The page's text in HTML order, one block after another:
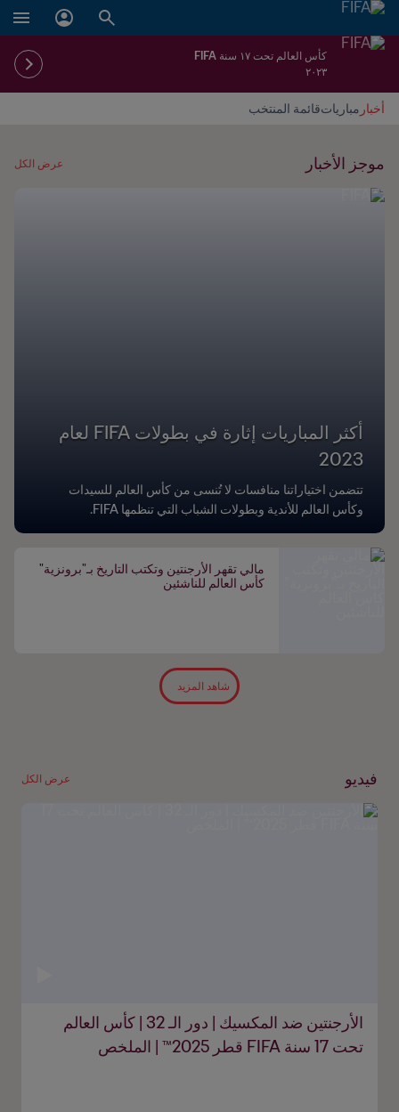
كأس العالم تحت ١٧ سنة FIFA
٢٠٢٣
أخبار مبارياتقائمة المنتخب
موجز الأخبار عرض الكل
أكثر المباريات إثارة في بطولات FIFA لعام
2023
تتضمن اختياراتنا منافسات لا تُنسى من كأس العالم للسيدات
وكأس العالم للأندية وبطولات الشباب التي تنظمها FIFA.
مالي تقهر الأرجنتين وتكتب التاريخ بـ"برونزية"
كأس العالم للناشئين
شاهد المزيد
فيديو عرض الكل
الأرجنتين ضد المكسيك | دور الـ 32 | كأس العالم
تحت 17 سنة FIFA قطر 2025™ | الملخص